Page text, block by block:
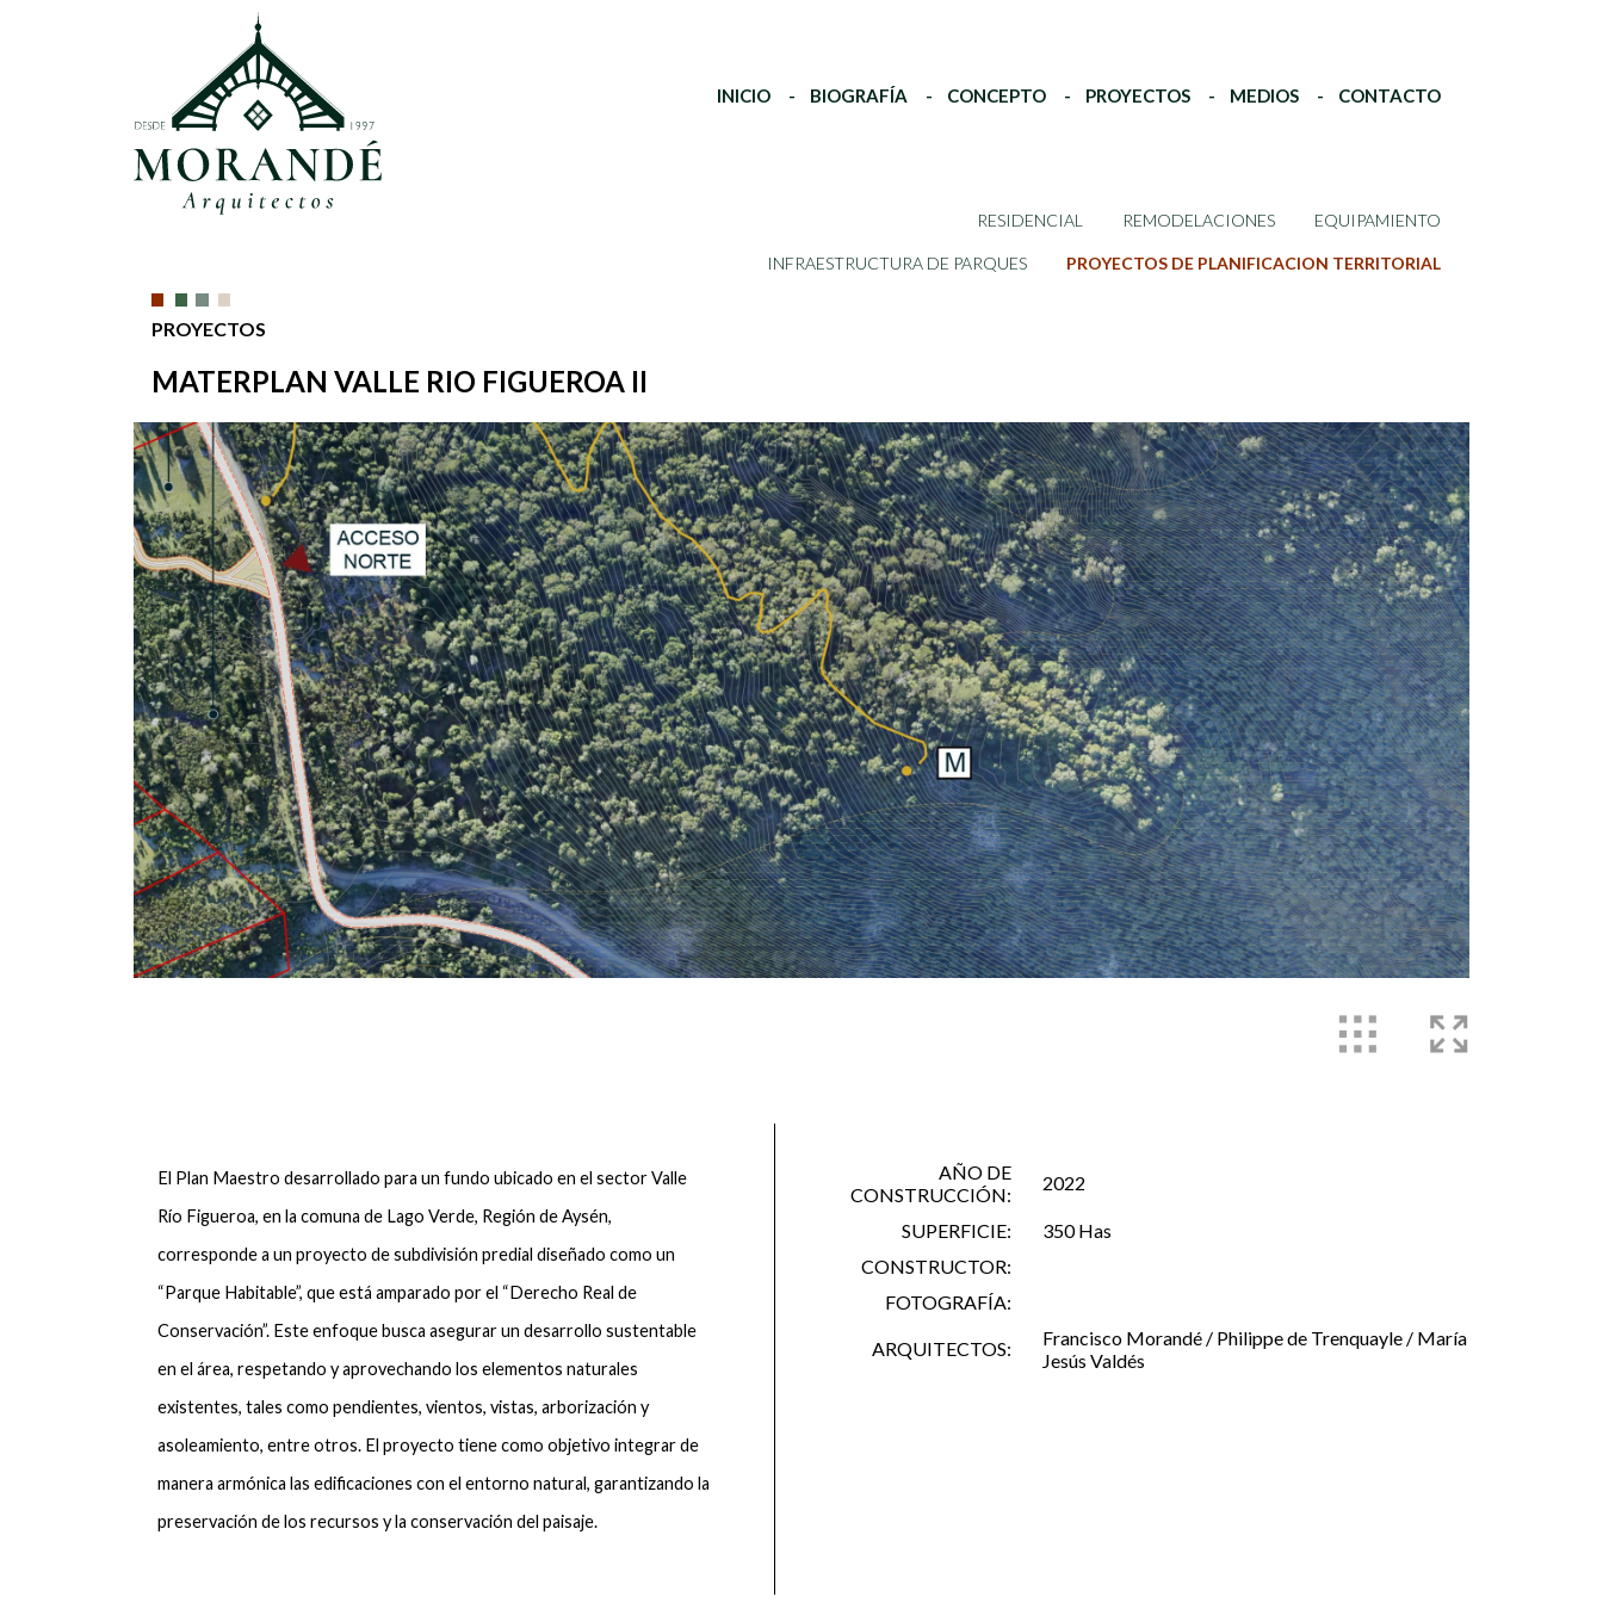
INICIO BIOGRAFÍA CONCEPTO PROYECTOS MEDIOS CONTACTO
RESIDENCIAL REMODELACIONES EQUIPAMIENTO
INFRAESTRUCTURA DE PARQUES PROYECTOS DE PLANIFICACION TERRITORIAL
PROYECTOS
MATERPLAN VALLE RIO FIGUEROA II
El Plan Maestro desarrollado para un fundo ubicado en el sector Valle
Río Figueroa, en la comuna de Lago Verde, Región de Aysén,
corresponde a un proyecto de subdivisión predial diseñado como un
“Parque Habitable”, que está amparado por el “Derecho Real de
Conservación”. Este enfoque busca asegurar un desarrollo sustentable
en el área, respetando y aprovechando los elementos naturales
existentes, tales como pendientes, vientos, vistas, arborización y
asoleamiento, entre otros. El proyecto tiene como objetivo integrar de
manera armónica las edificaciones con el entorno natural, garantizando la
preservación de los recursos y la conservación del paisaje.
AÑO DE
CONSTRUCCIÓN:
2022
SUPERFICIE:
350 Has
CONSTRUCTOR:
FOTOGRAFÍA:
ARQUITECTOS:
Francisco Morandé / Philippe de Trenquayle / María
Jesús Valdés